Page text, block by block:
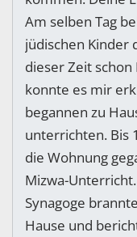
Am selben Tag
jüdischen Kinder
dieser Zeit schon
konnte es mir
begannen zu
unterrichten. Bis
die Wohnung
Mizwa-
Synagoge
Hause und